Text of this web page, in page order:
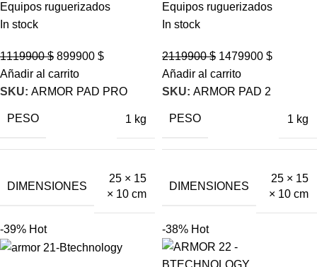
Equipos ruguerizados
In stock
1119900$ 899900 $
Añadir al carrito
SKU: ARMOR PAD PRO
PESO 1 kg
DIMENSIONES
25 × 15
× 10 cm
Equipos ruguerizados
In stock
2119900$ 1479900 $
Añadir al carrito
SKU: ARMOR PAD 2
PESO 1 kg
DIMENSIONES
25 × 15
× 10 cm
-39% Hot -38% Hot